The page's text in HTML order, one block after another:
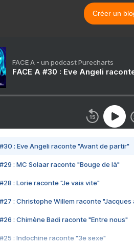
Créer un
FACE A - un podcast Purecharts
FACE A #30 : Eve Angeli
#30 : Eve Angeli raconte "Avant de partir"
#29 : MC Solaar raconte "Bouge de là"
#28 : Lorie raconte "Je vais vite"
#27 : Christophe Willem raconte "Jacques
#26 : Chimène Badi raconte "Entre nous"
#25 : Indochine raconte "3e sexe"